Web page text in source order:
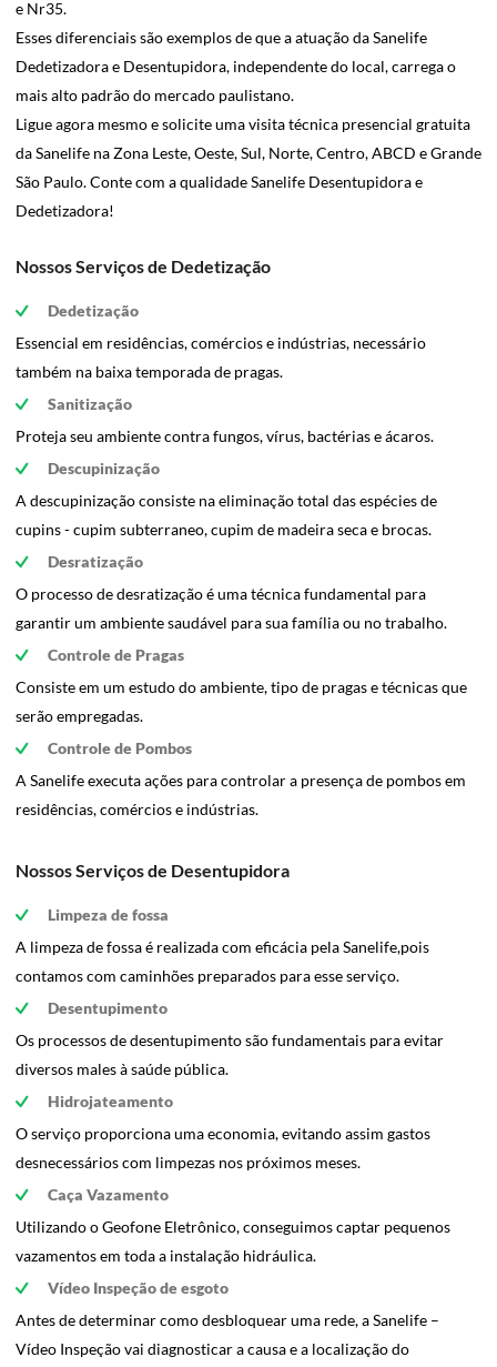
e Nr35.
Esses diferenciais são exemplos de que a atuação da Sanelife
Dedetizadora e Desentupidora, independente do local, carrega o
mais alto padrão do mercado paulistano.
Ligue agora mesmo e solicite uma visita técnica presencial gratuita
da Sanelife na Zona Leste, Oeste, Sul, Norte, Centro, ABCD e Grande
São Paulo. Conte com a qualidade Sanelife Desentupidora e
Dedetizadora!
Nossos Serviços de Dedetização
Dedetização
Essencial em residências, comércios e indústrias, necessário
também na baixa temporada de pragas.
Sanitização
Proteja seu ambiente contra fungos, vírus, bactérias e ácaros.
Descupinização
A descupinização consiste na eliminação total das espécies de
cupins - cupim subterraneo, cupim de madeira seca e brocas.
Desratização
O processo de desratização é uma técnica fundamental para
garantir um ambiente saudável para sua família ou no trabalho.
Controle de Pragas
Consiste em um estudo do ambiente, tipo de pragas e técnicas que
serão empregadas.
Controle de Pombos
A Sanelife executa ações para controlar a presença de pombos em
residências, comércios e indústrias.
Nossos Serviços de Desentupidora
Limpeza de fossa
A limpeza de fossa é realizada com eficácia pela Sanelife,pois
contamos com caminhões preparados para esse serviço.
Desentupimento
Os processos de desentupimento são fundamentais para evitar
diversos males à saúde pública.
Hidrojateamento
O serviço proporciona uma economia, evitando assim gastos
desnecessários com limpezas nos próximos meses.
Caça Vazamento
Utilizando o Geofone Eletrônico, conseguimos captar pequenos
vazamentos em toda a instalação hidráulica.
Vídeo Inspeção de esgoto
Antes de determinar como desbloquear uma rede, a Sanelife –
Vídeo Inspeção vai diagnosticar a causa e a localização do